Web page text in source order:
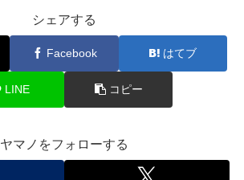
シェアする
Facebook はてブ
LINE コピー
ヤマノをフォローする